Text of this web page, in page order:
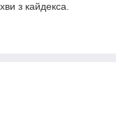
з кайдекса.